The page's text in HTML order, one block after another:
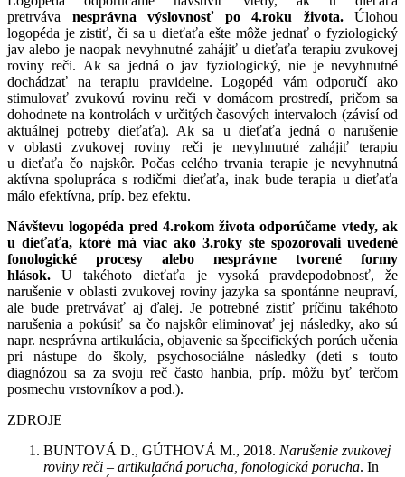
pretrváva nesprávna výslovnosť po 4.roku života.Úlohou
logopéda je zistiť, či sa u dieťaťa ešte môže jednať o fyziologický
jav alebo je naopak nevyhnutné zahájiť u dieťaťa terapiu zvukovej
roviny reči. Ak sa jedná o jav fyziologický, nie je nevyhnutné
dochádzať na terapiu pravidelne. Logopéd vám odporučí ako
stimulovať zvukovú rovinu reči v domácom prostredí, pričom sa
dohodnete na kontrolách v určitých časových intervaloch (závisí od
aktuálnej potreby dieťaťa). Ak sa u dieťaťa jedná o narušenie
v oblasti zvukovej roviny reči je nevyhnutné zahájiť terapiu
u dieťaťa čo najskôr. Počas celého trvania terapie je nevyhnutná
aktívna spolupráca s rodičmi dieťaťa, inak bude terapia u dieťaťa
málo efektívna, príp. bez efektu.
Návštevu logopéda pred 4.rokom života odporúčame vtedy, ak
u dieťaťa, ktoré má viac ako 3.roky ste spozorovali uvedené
fonologické procesy alebo nesprávne tvorené formy
hlások. U takéhoto dieťaťa je vysoká pravdepodobnosť, že
narušenie v oblasti zvukovej roviny jazyka sa spontánne neupraví,
ale bude pretrvávať aj ďalej. Je potrebné zistiť príčinu takéhoto
narušenia a pokúsiť sa čo najskôr eliminovať jej následky, ako sú
napr. nesprávna artikulácia, objavenie sa špecifických porúch učenia
pri nástupe do školy, psychosociálne následky (deti s touto
diagnózou sa za svoju reč často hanbia, príp. môžu byť terčom
posmechu vrstovníkov a pod.).
ZDROJE
BUNTOVÁ D., GÚTHOVÁ M., 2018. Narušenie zvukovej
roviny reči – artikulačná porucha, fonologická porucha. In